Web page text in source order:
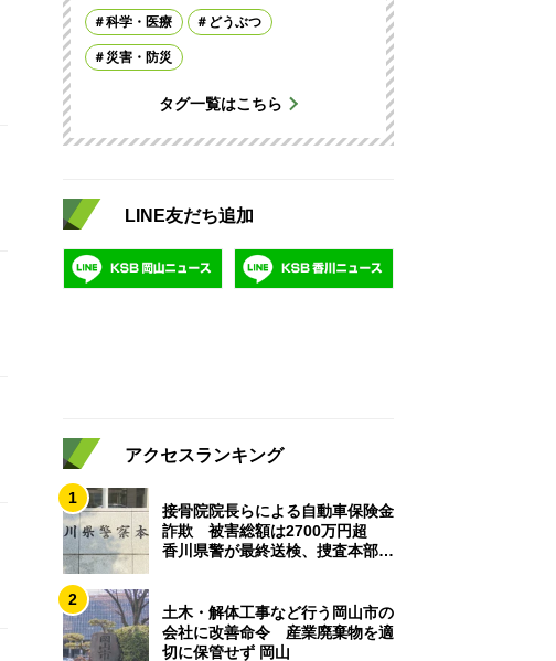
科学・医療 どうぶつ
災害・防災
タグ一覧はこちら
LINE友だち追加
アクセスランキング
1
接骨院院長らによる自動車保険金
詐欺 被害総額は2700万円超
香川県警が最終送検、捜査本部解
2
土木・解体工事など行う岡山市の
会社に改善命令 産業廃棄物を適
切に保管せず 岡山